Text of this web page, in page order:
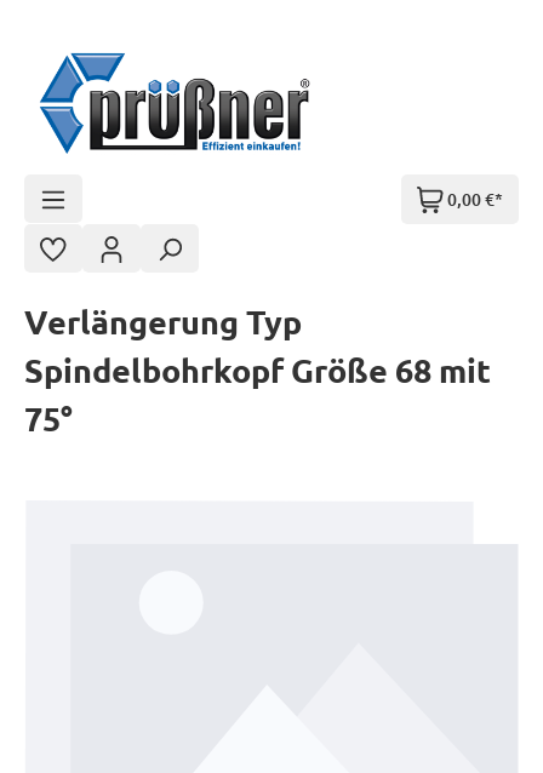
0,00 €*
Verlängerung Typ
Spindelbohrkopf Größe 68 mit
75°